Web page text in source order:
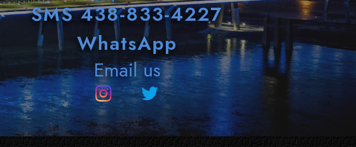
SMS 438-833-4227
WhatsApp
Email us